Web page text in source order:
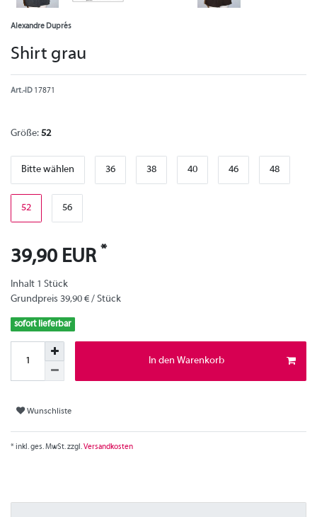
Alexandre Duprés
Shirt grau
Art.-ID 17871
Größe: 52
Bitte wählen 36 38 40 46 48
52 56
39,90 EUR *
Inhalt 1 Stück
Grundpreis 39,90 € / Stück
sofort lieferbar
In den Warenkorb
Wunschliste
* inkl. ges. MwSt. zzgl.Versandkosten